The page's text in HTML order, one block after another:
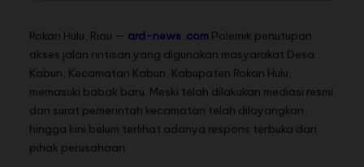
Rokan Hulu, Riau — ard-news .com Polemik penutupan
akses jalan rintisan yang digunakan masyarakat Desa
Kabun, Kecamatan Kabun, Kabupaten Rokan Hulu,
memasuki babak baru. Meski telah dilakukan mediasi resmi
dan surat pemerintah kecamatan telah dilayangkan,
hingga kini belum terlihat adanya respons terbuka dari
pihak perusahaan.